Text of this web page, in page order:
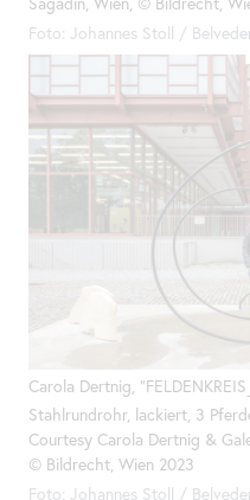
Foto: Johannes Stoll /
Carola Dertnig,
Stahlrundrohr, lackiert, 3
Courtesy Carola Dertnig &
© Bildrecht, Wien 2023
Foto: Johannes Stoll /